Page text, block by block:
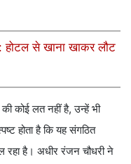
होटल से खाना खाकर लौट
की कोई लत नहीं है, उन्हें भी
होता है कि यह संगठित
है। अधीर रंजन चौधरी ने